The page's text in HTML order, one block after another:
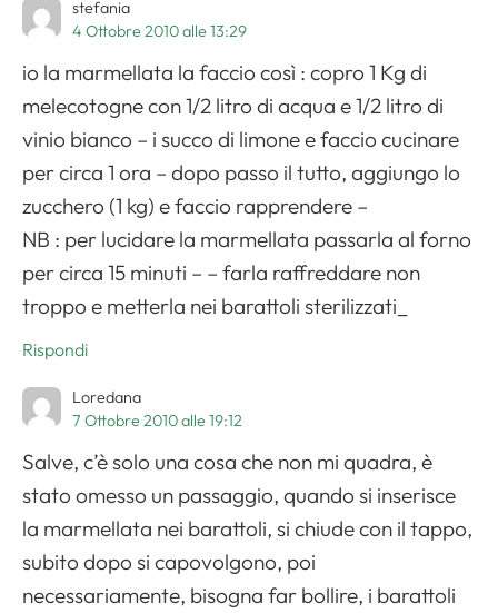
stefania
4 Ottobre 2010 alle 13:29
io la marmellata la faccio così : copro 1 Kg di
melecotogne con 1/2 litro di acqua e 1/2 litro di
vinio bianco – i succo di limone e faccio cucinare
per circa 1 ora – dopo passo il tutto, aggiungo lo
zucchero (1 kg) e faccio rapprendere –
NB : per lucidare la marmellata passarla al forno
per circa 15 minuti – – farla raffreddare non
troppo e metterla nei barattoli sterilizzati_
Rispondi
Loredana
7 Ottobre 2010 alle 19:12
Salve, c’è solo una cosa che non mi quadra, è
stato omesso un passaggio, quando si inserisce
la marmellata nei barattoli, si chiude con il tappo,
subito dopo si capovolgono, poi
necessariamente, bisogna far bollire, i barattoli